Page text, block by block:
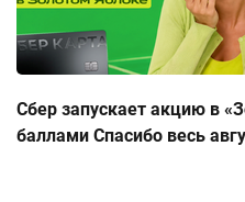
Сбер запускает акцию в
баллами Спасибо весь